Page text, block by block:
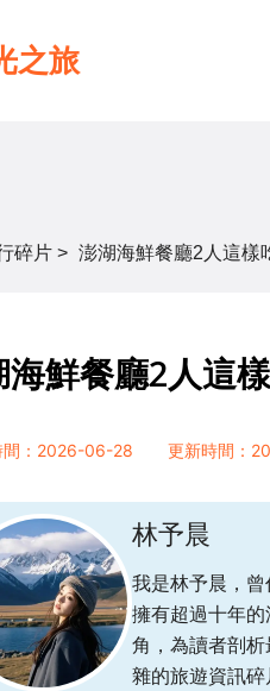
之旅
碎片 > 澎湖海鮮餐廳2人這樣
海鮮餐廳2人這
間：2026-06-28 更新時間：
林予晨
我是林予晨，曾
擁有超過十年
角，為讀者剖
雜的旅遊資訊碎